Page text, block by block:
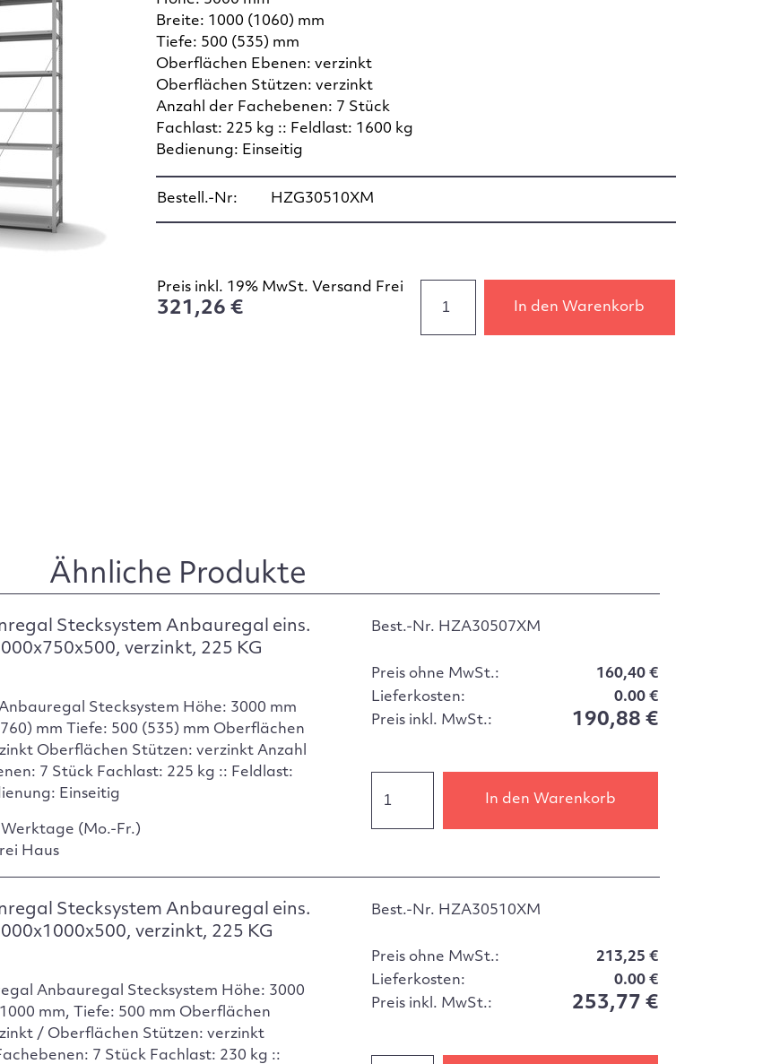
Breite: 1000 (1060) mm
Tiefe: 500 (535) mm
Oberflächen Ebenen: verzinkt
Oberflächen Stützen: verzinkt
Anzahl der Fachebenen: 7 Stück
Fachlast: 225 kg :: Feldlast: 1600 kg
Bedienung: Einseitig
Bestell.-Nr: HZG30510XM
Preis inkl. 19% MwSt. Versand Frei
321,26 € In den Warenkorb
Ähnliche Produkte
Stecksystem Anbauregal eins.
verzinkt, 225 KG
Stecksystem Höhe: 3000 mm
mm Tiefe: 500 (535) mm Oberflächen
Oberflächen Stützen: verzinkt Anzahl
7 Stück Fachlast: 225 kg :: Feldlast:
Einseitig
(Mo.-Fr.)
Haus
Best.-Nr. HZA30507XM
Preis ohne MwSt.:
160,40 €
Lieferkosten:
0.00 €
Preis inkl. MwSt.:
190,88 €
In den Warenkorb
Stecksystem Anbauregal eins.
verzinkt, 225 KG
Anbauregal Stecksystem Höhe: 3000
mm, Tiefe: 500 mm Oberflächen
/ Oberflächen Stützen: verzinkt
7 Stück Fachlast: 230 kg ::
Best.-Nr. HZA30510XM
Preis ohne MwSt.:
213,25 €
Lieferkosten:
0.00 €
Preis inkl. MwSt.:
253,77 €